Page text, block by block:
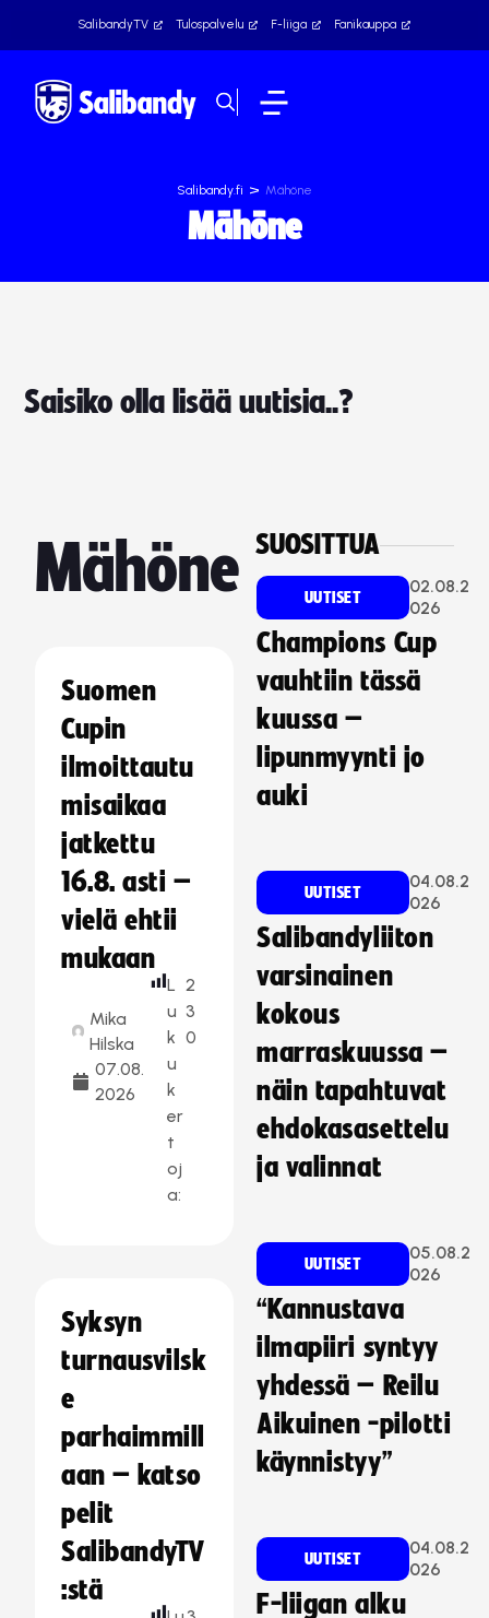
SalibandyTV Tulospalvelu F-liiga Fanikauppa
Salibandy.fi > Mähöne
Mähöne
Saisiko olla lisää uutisia..?
Mähöne
Suomen
Cupin
ilmoittautu
misaikaa
jatkettu
16.8. asti –
vielä ehtii
mukaan
Mika
Hilska
07.08.
2026
L
u
k
u
k
er
t
oj
a:
2
3
0
Syksyn
turnausvilsk
e
parhaimmill
aan – katso
pelit
SalibandyTV
:stä
SUOSITTUA
UUTISET
02.08.2
026
Champions Cup
vauhtiin tässä
kuussa –
lipunmyynti jo
auki
UUTISET
04.08.2
026
Salibandyliiton
varsinainen
kokous
marraskuussa –
näin tapahtuvat
ehdokasasettelu
ja valinnat
UUTISET
05.08.2
026
“Kannustava
ilmapiiri syntyy
yhdessä – Reilu
Aikuinen -pilotti
käynnistyy”
UUTISET
04.08.2
026
F-liigan alku